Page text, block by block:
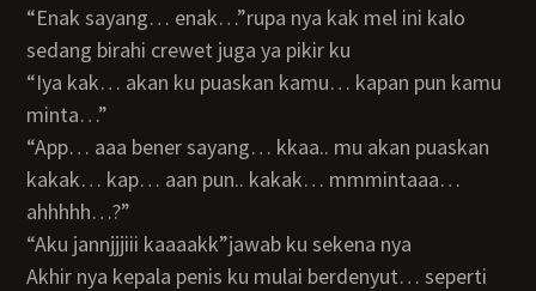
“enak sayang… enak…”rupa nya kak mel ini kalo
sedang birahi crewet juga ya pikir ku
“iya kak… akan ku puaskan kamu… kapan pun kamu
minta…”
“app… aaa bener sayang… kkaa.. mu akan puaskan
kakak… kap… aan pun.. kakak… mmmintaaa…
ahhhhh…?”
“aku jannjjjiii kaaaakk”jawab ku sekena nya
Akhir nya kepala penis ku mulai berdenyut… seperti